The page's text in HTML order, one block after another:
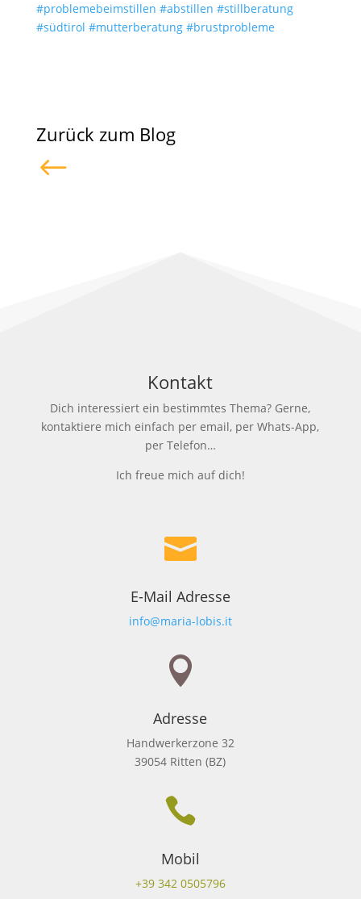
#problemebeimstillen #abstillen #stillberatung
#südtirol #mutterberatung #brustprobleme
Zurück zum Blog
#
Kontakt
Dich interessiert ein bestimmtes Thema? Gerne,
kontaktiere mich einfach per email, per Whats-App,
per Telefon…
Ich freue mich auf dich!

E-Mail Adresse
info@maria-lobis.it

Adresse
Handwerkerzone 32
39054 Ritten (BZ)

Mobil
+39 342 0505796